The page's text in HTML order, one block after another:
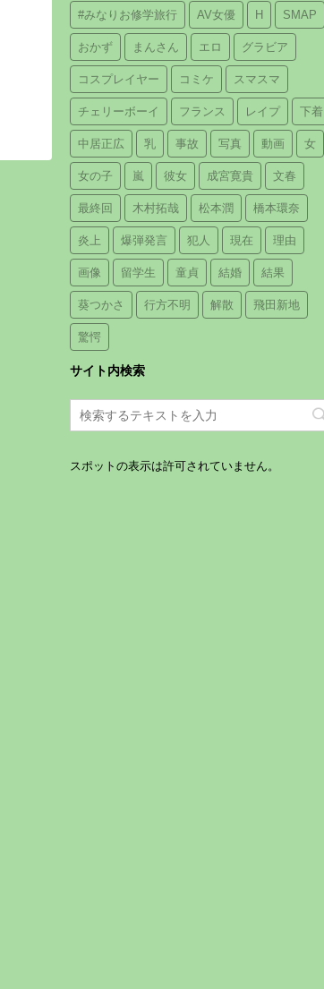
#みなりお修学旅行 AV女優 H SMAP
おかず まんさん エロ グラビア
コスプレイヤー コミケ スマスマ
チェリーボーイ フランス レイプ 下着
中居正広 乳 事故 写真 動画 女
女の子 嵐 彼女 成宮寛貴 文春
最終回 木村拓哉 松本潤 橋本環奈
炎上 爆弾発言 犯人 現在 理由
画像 留学生 童貞 結婚 結果
葵つかさ 行方不明 解散 飛田新地
驚愕
サイト内検索